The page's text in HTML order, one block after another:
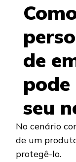
de
seu
No cenário
de um
protegê-lo.